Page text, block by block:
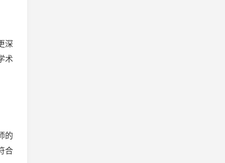
深
术
的
合